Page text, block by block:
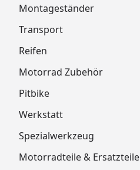
Montageständer
Transport
Reifen
Motorrad Zubehör
Pitbike
Werkstatt
Spezialwerkzeug
Motorradteile & Ersatzteile